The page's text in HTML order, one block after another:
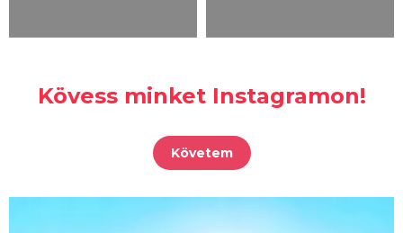
Kövess minket Instagramon!
Követem